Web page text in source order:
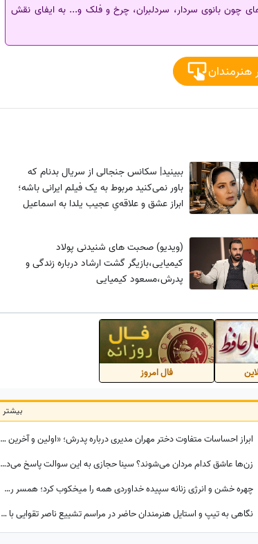
چون بانوی سردار، سردلبران، چرخ و فلک و... به ایفای نقش
هنرمندان
ببینید| سکانس جنجالی از سریال بدنام که
باور نمی‌کنید مربوط به یک فیلم ایرانی باشه؛
ابراز عشق و علاقه‌یِ عجیب یلدا به اسماعیل
(ویدیو) صحبت های شنیدنی پولاد
کیمیایی،بازیگر گشت ارشاد درباره زندگی و
پدرش،مسعود کیمیایی
فال امروز
بیشتر
ابراز احساسات متفاوت دختر مهران مدیری درباره پدرش؛ «اولین و آخرین عشق زندگی من بابامه» + ویدئو
زن‌ها عاشق کدام مردان می‌شوند؟ سینا حجازی به این سوالت پاسخ می‌ده! راز جذابیت از نگاه سینا حجازی!
چهره خشن و انرژی زنانه سپیده خداوردی همه را میخکوب کرد؛ همسر رضا عطاران در اجل معلق به تیم بانوان جنگجو پیوست!
نگاهی به تیپ و استایل هنرمندان حاضر در مراسم تشییع ناصر تقوایی با لباس های رنگی و سفید به سفارش همسر آن مرحوم/ محسن شریفیان، شهاب حسینی، مارال بنی آدم، ستاره اسکندری و...